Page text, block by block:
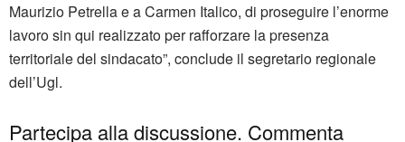
Maurizio Petrella e a Carmen Italico, di proseguire l’enorme
lavoro sin qui realizzato per rafforzare la presenza
territoriale del sindacato”, conclude il segretario regionale
dell’Ugl.
Partecipa alla discussione. Commenta